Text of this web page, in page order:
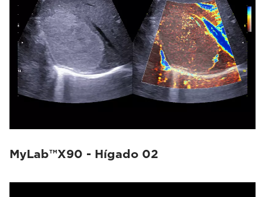
MyLab™X90 - Hígado 02